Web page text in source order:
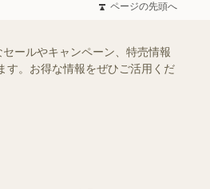
ページの先頭へ
ールやキャンペーン、特売情報
す。お得な情報をぜひご活用くだ